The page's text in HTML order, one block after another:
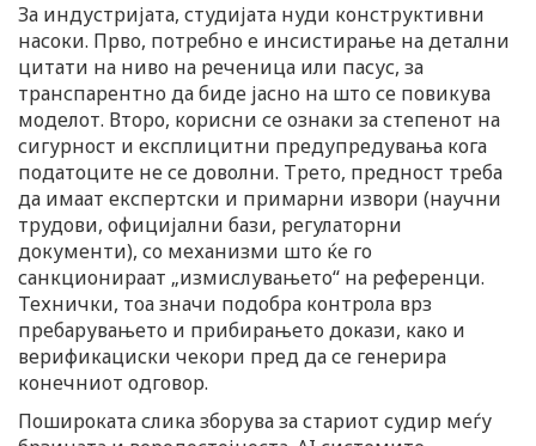
За индустријата, студијата нуди конструктивни
насоки. Прво, потребно е инсистирање на детални
цитати на ниво на реченица или пасус, за
транспарентно да биде јасно на што се повикува
моделот. Второ, корисни се ознаки за степенот на
сигурност и експлицитни предупредувања кога
податоците не се доволни. Трето, предност треба
да имаат експертски и примарни извори (научни
трудови, официјални бази, регулаторни
документи), со механизми што ќе го
санкционираат „измислувањето“ на референци.
Технички, тоа значи подобра контрола врз
пребарувањето и прибирањето докази, како и
верификациски чекори пред да се генерира
конечниот одговор.
Пошироката слика зборува за стариот судир меѓу